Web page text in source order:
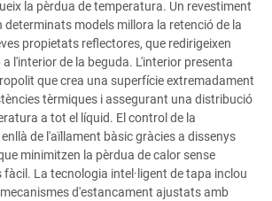
la pèrdua de temperatura. Un revestiment
determinats models millora la retenció de la
propietats reflectores, que redirigeixen
a l'interior de la beguda. L'interior presenta
que crea una superfície extremadament
tèrmiques i assegurant una distribució
a tot el líquid. El control de la
de l'aïllament bàsic gràcies a dissenys
minimitzen la pèrdua de calor sense
La tecnologia intel·ligent de tapa inclou
d'estancament ajustats amb